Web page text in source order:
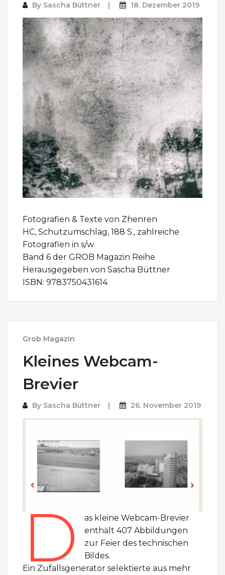
By Sascha Büttner 18. Dezember 2019
Fotografien & Texte von Zhenren
HC, Schutzumschlag, 188 S., zahlreiche
Fotografien in s/w
Band 6 der GROB Magazin Reihe
Herausgegeben von Sascha Büttner
ISBN: 9783750431614
Grob Magazin
Kleines Webcam-
Brevier
By Sascha Büttner 26. November 2019
D
as kleine Webcam-Brevier
enthält 407 Abbildungen
zur Feier des technischen
Bildes.
Ein Zufallsgenerator selektierte aus mehr